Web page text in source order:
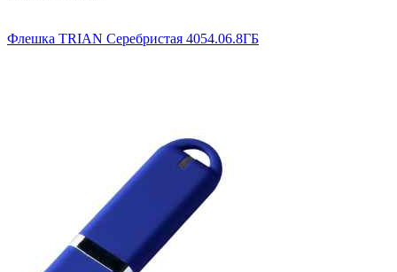
Флешка TRIAN Серебристая 4054.06.8ГБ